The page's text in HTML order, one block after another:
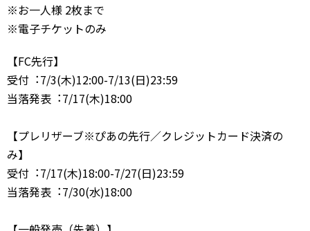
※お⼀⼈様 2枚まで
※電⼦チケットのみ
【FC先⾏】
受付︓7/3(⽊)12:00-7/13(⽇)23:59
当落発表︓7/17(⽊)18:00
【プレリザーブ※ぴあの先⾏／クレジットカード決済の
み】
受付︓7/17(⽊)18:00-7/27(⽇)23:59
当落発表︓7/30(⽔)18:00